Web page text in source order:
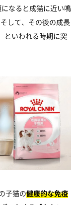
なると成猫に近い鳴
して、その後の成長
といわれる時期に突
子猫の健康的な免疫